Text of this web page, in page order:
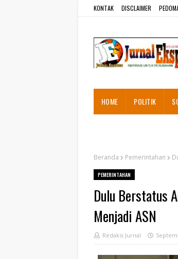
KONTAK DISCLAIMER
HOME POLITIK
Beranda Pemerintahan
PEMERINTAHAN
Dulu Berstatus
Menjadi ASN
Redaksi Jurnal